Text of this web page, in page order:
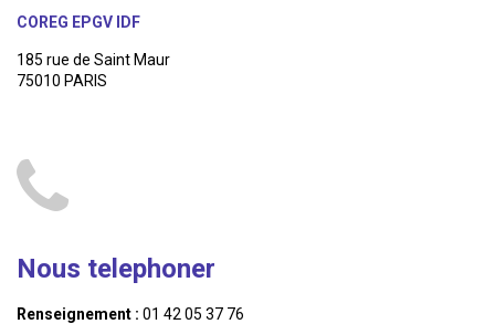
COREG EPGV IDF
185 rue de Saint Maur
75010 PARIS
Nous telephoner
Renseignement : 01 42 05 37 76